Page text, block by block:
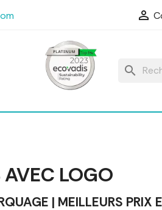

search
LOGO
| MEILLEURS PRIX